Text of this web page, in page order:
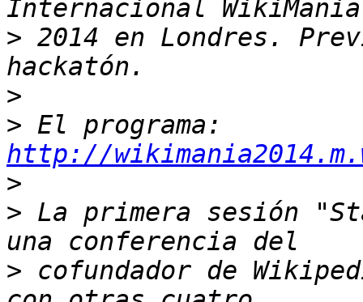
> 2014 en Londres.
>
>
http://
>
> La primera sesión
> cofundador de